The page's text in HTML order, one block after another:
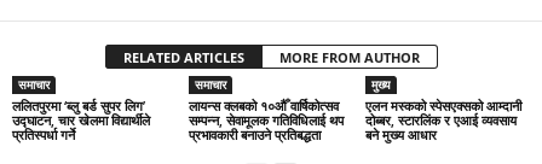
RELATED ARTICLES MORE FROM AUTHOR
समाचार
ललितपुरमा ‘ब्लु बर्ड सुपर लिग’
उद्घाटन, चार खेलमा विद्यार्थीले
प्रतिस्पर्धा गर्ने
समाचार
लायन्स क्लबको १०औँ वार्षिकोत्सव
सम्पन्न, सेवामूलक गतिविधिलाई थप
प्रभावकारी बनाउने प्रतिबद्धता
मुख्य
एलन मस्कको स्पेसएक्सको आम्दानी
दोब्बर, स्टारलिंक र एआई व्यवसाय
बने मुख्य आधार